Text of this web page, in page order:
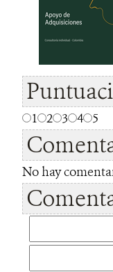
1 2 3 4 5
No hay